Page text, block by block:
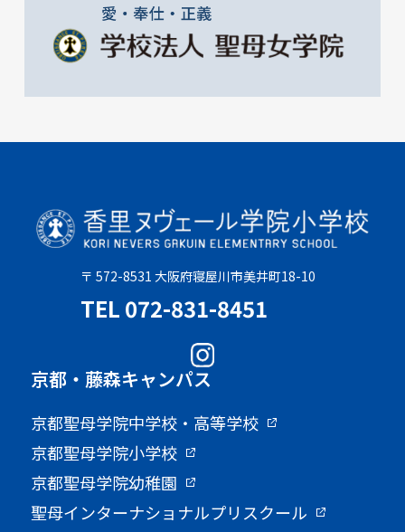
〒 572-8531 大阪府寝屋川市美井町18-10
TEL 072-831-8451
京都・藤森キャンパス
京都聖母学院中学校・高等学校
京都聖母学院小学校
京都聖母学院幼稚園
聖母インターナショナルプリスクール